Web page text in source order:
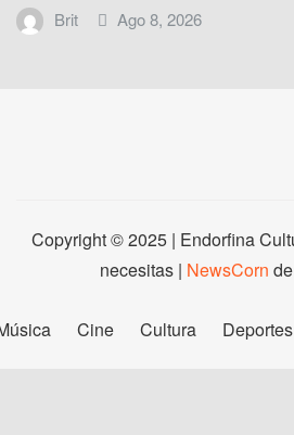
Brit Ago 8, 2026
Copyright © 2025 | Endorfina
necesitas | NewsCorn de
Cine Cultura Deportes